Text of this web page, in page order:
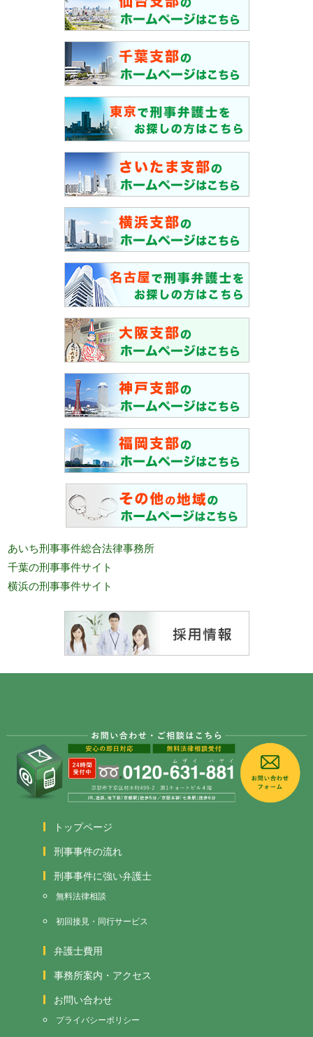
あいち刑事事件総合法律事務所
千葉の刑事事件サイト
横浜の刑事事件サイト
トップページ
刑事事件の流れ
刑事事件に強い弁護士
無料法律相談
初回接見・同行サービス
弁護士費用
事務所案内・アクセス
お問い合わせ
プライバシーポリシー